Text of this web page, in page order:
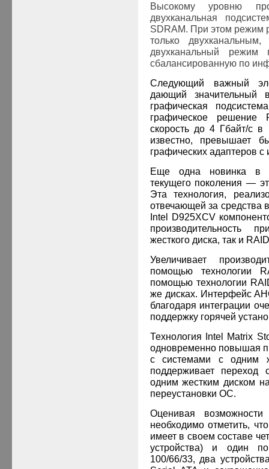
Высокому уровню
двухканальная
SDRAM. При этом режим
только
двухканальный режим
сбалансированную по
Следующий важный
дающий значительный
графическая
графическое решение
скорость до 4 Гбайт/с
известно, превышает
графических адаптеров
Еще одна новинка в
текущего поколения —
Эта технология,
отвечающей за средства
Intel
D925XCV
производительность
жесткого диска, так и
Увеличивает
помощью технологии
помощью технологии
же дисках. Интерфейс
благодаря интеграции
поддержку горячей
Технология
Intel Matrix
одновременно повышая
с системами с одним
поддерживает
одним жестким диском
переустановки ОС.
Оценивая
необходимо отметить,
имеет в своем составе
устройства) и один
100/66/33, два